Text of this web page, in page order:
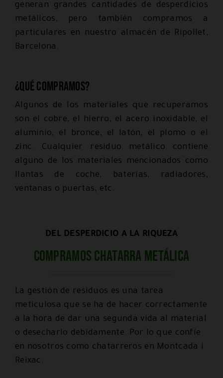
generan grandes cantidades de desperdicios
metálicos, pero también compramos a
particulares en nuestro almacén de Ripollet,
Barcelona.
¿Qué compramos?
Algunos de los materiales que recuperamos
son el cobre, el hierro, el acero inoxidable, el
aluminio, el bronce, el latón, el plomo o el
zinc. Cualquier residuo metálico contiene
alguno de los materiales mencionados como
llantas de coche, baterías, radiadores,
ventanas o puertas, etc.
DEL DESPERDICIO A LA RIQUEZA
Compramos chatarra metálica
La gestión de residuos es una tarea
meticulosa que se ha de hacer correctamente
a la hora de dar una segunda vida al material
o desecharlo debidamente. Por lo que confíe
en nosotros como chatarreros en Montcada i
Reixac.